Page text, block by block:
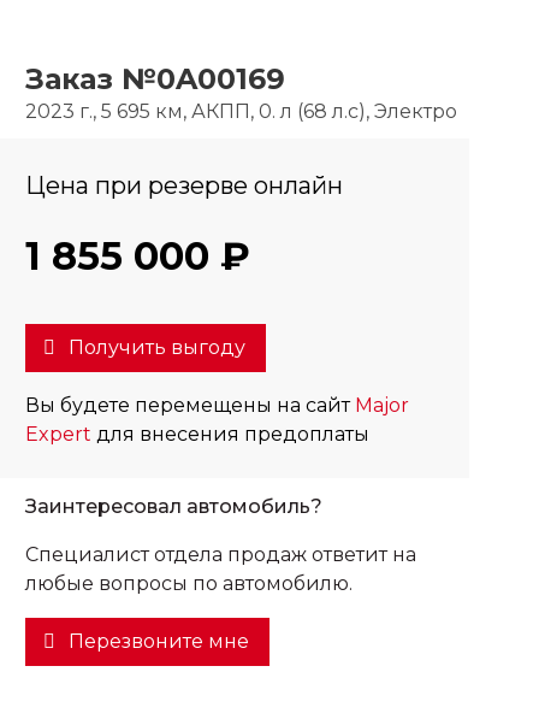
Заказ №0A00169
2023 г., 5 695 км, АКПП, 0. л (68 л.с), Электро
Цена при резерве онлайн
1 855 000 ₽
Получить выгоду
Вы будете перемещены на сайт Major
Expert для внесения предоплаты
Заинтересовал автомобиль?
Специалист отдела продаж ответит на
любые вопросы по автомобилю.
Перезвоните мне